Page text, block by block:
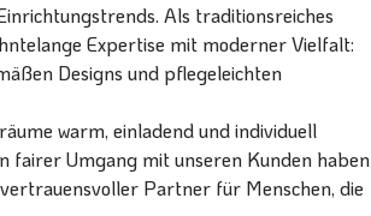
Als traditionsreiches
Expertise mit moderner Vielfalt:
Designs und pflegeleichten
warm, einladend und individuell
fairer Umgang mit unseren Kunden haben
Partner für Menschen, die